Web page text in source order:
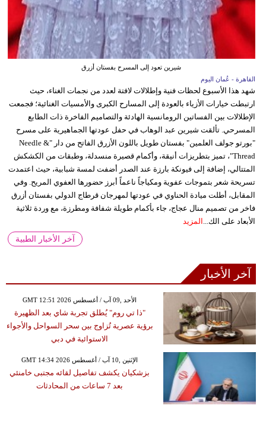
شيرين تعود إلى المسرح بفستان أزرق
القاهرة - عُمان اليوم
شهد هذا الأسبوع لحظات فنية وإطلالات لافتة لعدد من نجمات الغناء، حيث
ارتبطت خيارات الأزياء بالعودة إلى المسارح الكبرى والأمسيات الغنائية؛ فجمعت
الإطلالات بين الفساتين الرومانسية الهادئة والتصاميم الفاخرة ذات الطابع
المسرحي. تألقت شيرين عبد الوهاب في حفل عودتها الجماهيرية على مسرح
"بورتو جولف العلمين" بفستان طويل باللون الأزرق الفاتح من دار "Needle &
Thread"، تميز بتطريزات أنيقة، وأكمام قصيرة منسدلة، وطبقات من الكشكش
المتتالي، إضافة إلى فيونكة بارزة عند الصدر أضفت لمسة شبابية، حيث اعتمدت
تسريحة شعر بتموجات عفوية ومكياجاً ناعماً أبرز حضورها العفوي المريح. وفي
المقابل، أطلت ميادة الحناوي في عودتها لمهرجان قرطاج الدولي بفستان أزرق
فاخر من تصميم منال عجاج، جاء بأكمام طويلة شفافة ومطرزة، مع وردة ثلاثية
الأبعاد على الك... المزيد
آخر الأخبار الطبية
آخر الأخبار
GMT 12:51 2026 الأحد ,09 آب / أغسطس
"ذا تي روم" يُطلق تجربة شاي بعد الظهيرة
برؤية عصرية تُزاوج بين سحر السواحل والأجواء
الاستوائية في دبي
GMT 14:34 2026 الإثنين ,10 آب / أغسطس
بزشكيان يكشف تفاصيل لقائه مجتبى خامنئي
بعد 7 ساعات من المحادثات